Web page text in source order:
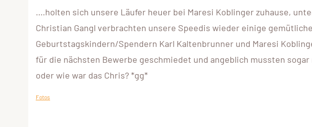
….holten sich unsere Läufer heuer bei Maresi Koblinger zuhause,
Christian Gangl verbrachten unsere Speedis wieder einige
Geburtstagskindern/Spendern Karl Kaltenbrunner und Maresi
für die nächsten Bewerbe geschmiedet und angeblich mussten sogar
oder wie war das Chris? *gg*
Fotos